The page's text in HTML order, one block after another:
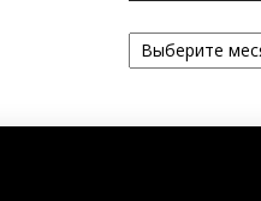
Архивы